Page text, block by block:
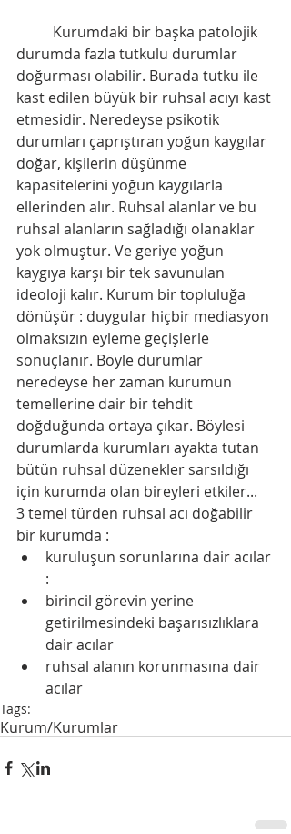
durumda fazla tutkulu durumlar
doğurması olabilir. Burada tutku ile
kast edilen büyük bir ruhsal acıyı kast
etmesidir. Neredeyse psikotik
durumları çaprıştıran yoğun kaygılar
doğar, kişilerin düşünme
kapasitelerini yoğun kaygılarla
ellerinden alır. Ruhsal alanlar ve bu
ruhsal alanların sağladığı olanaklar
yok olmuştur. Ve geriye yoğun
kaygıya karşı bir tek savunulan
ideoloji kalır. Kurum bir topluluğa
dönüşür : duygular hiçbir mediasyon
olmaksızın eyleme geçişlerle
sonuçlanır. Böyle durumlar
neredeyse her zaman kurumun
temellerine dair bir tehdit
doğduğunda ortaya çıkar. Böylesi
durumlarda kurumları ayakta tutan
bütün ruhsal düzenekler sarsıldığı
için kurumda olan bireyleri etkiler...
3 temel türden ruhsal acı doğabilir
bir kurumda :
kuruluşun sorunlarına dair acılar
:
birincil görevin yerine
getirilmesindeki başarısızlıklara
dair acılar
ruhsal alanın korunmasına dair
acılar
Tags:
Kurum/Kurumlar